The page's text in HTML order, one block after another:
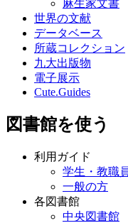
麻生家文書
世界の文献
データベース
所蔵コレクション
九大出版物
電子展示
Cute.Guides
図書館を使う
利用ガイド
学生・教職
一般の方
各図書館
中央図書館